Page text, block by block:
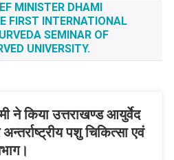
MINISTER DHAMI
FIRST INTERNATIONAL
SEMINAR OF
UNIVERSITY.
ने किया उत्तराखण्ड आयुर्वेद
पशु चिकित्सा एवं